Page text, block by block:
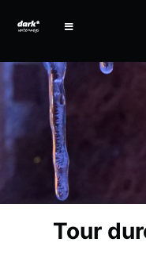
Tour